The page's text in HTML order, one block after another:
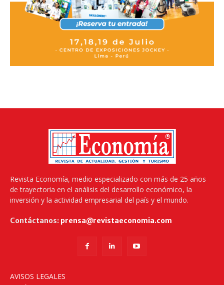
Revista Economía, medio especializado con más de 25 años
de trayectoria en el análisis del desarrollo económico, la
inversión y la actividad empresarial del país y el mundo.
Contáctanos: prensa@revistaeconomia.com
AVISOS LEGALES